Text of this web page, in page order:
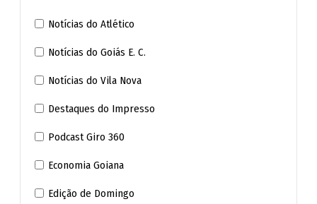
comparar propostas e formar sua decisão antes do
primeiro turno do pleito, marcado para dia 4 de outubro.
Notícias do Atlético
Notícias do Goiás E. C.
Notícias do Vila Nova
Destaques do Impresso
Podcast Giro 360
Economia Goiana
Edição de Domingo